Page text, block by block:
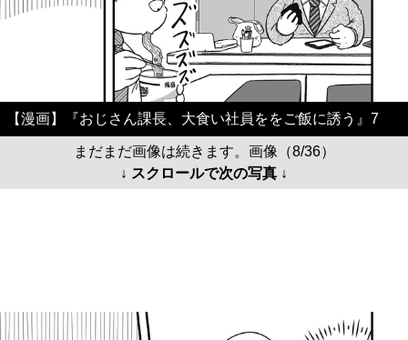
【漫画】『おじさん課長、大食い社員ををご飯に誘う』7
まだまだ画像は続きます。画像（8/36）
↓ スクロールで次の写真 ↓